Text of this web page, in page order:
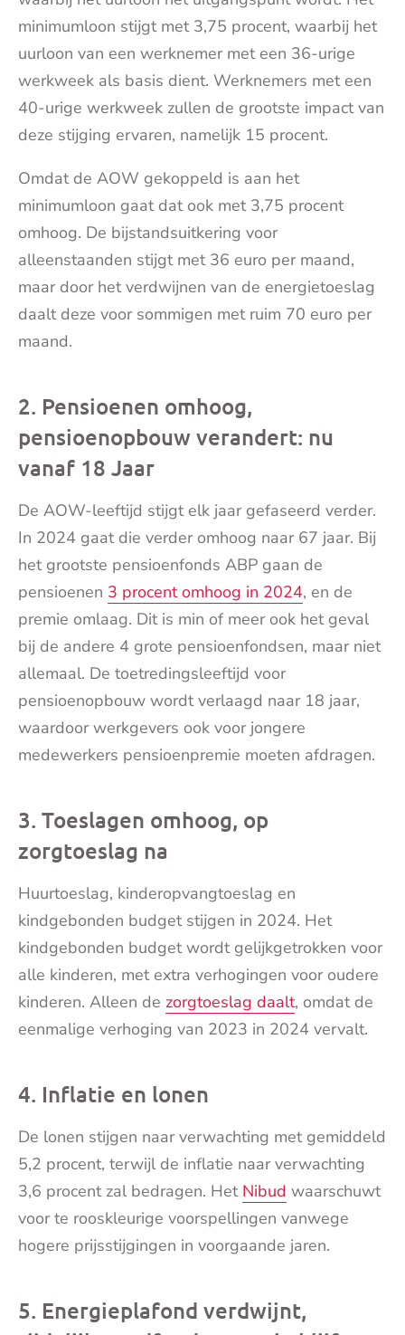
minimumloon stijgt met 3,75 procent, waarbij het
uurloon van een werknemer met een 36-urige
werkweek als basis dient. Werknemers met een
40-urige werkweek zullen de grootste impact van
deze stijging ervaren, namelijk 15 procent.
Omdat de AOW gekoppeld is aan het
minimumloon gaat dat ook met 3,75 procent
omhoog. De bijstandsuitkering voor
alleenstaanden stijgt met 36 euro per maand,
maar door het verdwijnen van de energietoeslag
daalt deze voor sommigen met ruim 70 euro per
maand.
2. Pensioenen omhoog,
pensioenopbouw verandert: nu
vanaf 18 Jaar
De AOW-leeftijd stijgt elk jaar gefaseerd verder.
In 2024 gaat die verder omhoog naar 67 jaar. Bij
het grootste pensioenfonds ABP gaan de
pensioenen 3 procent omhoog in 2024, en de
premie omlaag. Dit is min of meer ook het geval
bij de andere 4 grote pensioenfondsen, maar niet
allemaal. De toetredingsleeftijd voor
pensioenopbouw wordt verlaagd naar 18 jaar,
waardoor werkgevers ook voor jongere
medewerkers pensioenpremie moeten afdragen.
3. Toeslagen omhoog, op
zorgtoeslag na
Huurtoeslag, kinderopvangtoeslag en
kindgebonden budget stijgen in 2024. Het
kindgebonden budget wordt gelijkgetrokken voor
alle kinderen, met extra verhogingen voor oudere
kinderen. Alleen de zorgtoeslag daalt, omdat de
eenmalige verhoging van 2023 in 2024 vervalt.
4. Inflatie en lonen
De lonen stijgen naar verwachting met gemiddeld
5,2 procent, terwijl de inflatie naar verwachting
3,6 procent zal bedragen. Het Nibud waarschuwt
voor te rooskleurige voorspellingen vanwege
hogere prijsstijgingen in voorgaande jaren.
5. Energieplafond verdwijnt,